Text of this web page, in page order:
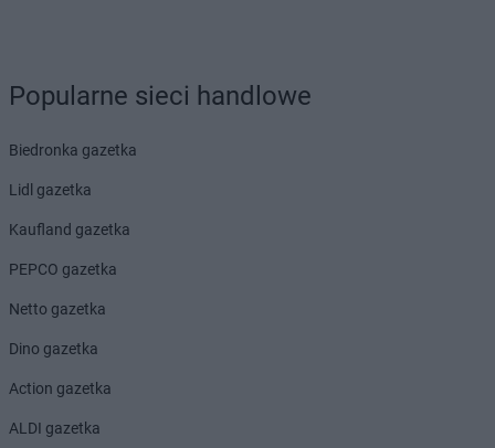
Biedronka Błędów
Biedronka
Biedronka Błonie
Biedronka
Biedronka Bobrowiec
Biedronka Bochnia
Biedronka Bochotnica
Biedronka Bodzentyn
Biedronka Bogacica
Biedronka Boguchwała
Popularne sieci handlowe
Biedronka gazetka
Lidl gazetka
Kaufland gazetka
PEPCO gazetka
Netto gazetka
Dino gazetka
Action gazetka
ALDI gazetka